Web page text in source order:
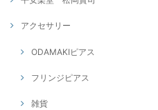
アクセサリー
ODAMAKIピアス
フリンジピアス
雑貨